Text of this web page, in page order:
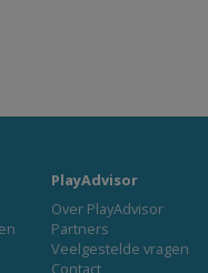
PlayAdvisor
Over PlayAdvisor
Partners
Veelgestelde vragen
Contact